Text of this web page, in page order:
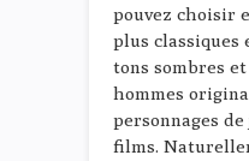
pouvez choisir
plus classiques
tons sombres
hommes
personnages
films.